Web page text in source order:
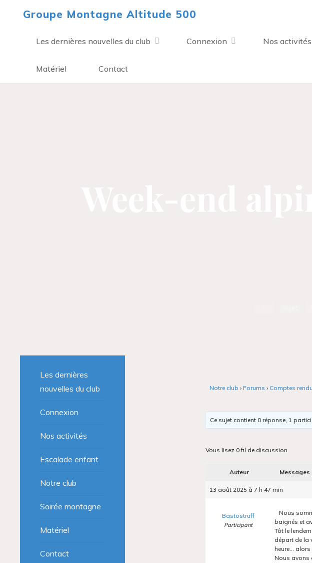
Groupe Montagne Altitude 500
Les dernières nouvelles du club Connexion Nos activités
Matériel Contact
Notre club › Forums › Comptes
Ce sujet contient 0 réponse, 1
Vous lisez 0 fil de discussion
Auteur Messages
13 août 2025 à 7 h 47 min
Bastostruff
Participant
Nous
baignés et
Tôt le
départ de la
heure… alors
Nous avons
Les dernières
nouvelles du club
Connexion
Nos activités
Escalade enfant
Notre club
Soirée montagne
Matériel
Contact